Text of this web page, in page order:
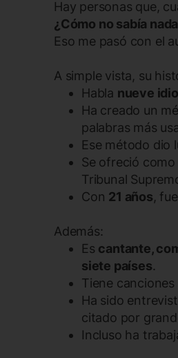
Hay personas que,
¿Cómo no sabía
Eso me pasó con el
A simple vista, su
Habla nueve
Ha creado un
palabras más
Ese método dio
Se ofreció
Tribunal
Con 21 años, fue
Además:
Es cantante,
siete países.
Tiene
Ha sido
citado por
Incluso ha